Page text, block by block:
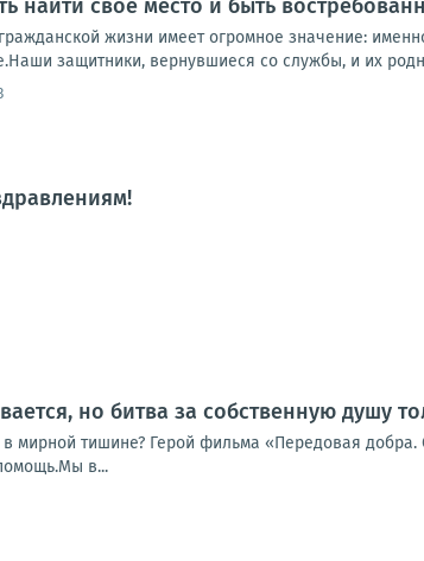
найти свое место и быть
жизни имеет огромное значение:
защитники, вернувшиеся со службы, и их
но битва за собственную душу
в мирной тишине? Герой фильма «Передовая
в...